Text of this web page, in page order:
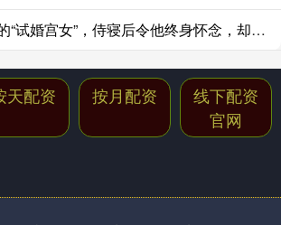
中银两融 乾隆的“试婚宫女”，侍寝后令他终身怀念，却在多年后骂死她儿子
天配资 按月配资
线下配资
官网